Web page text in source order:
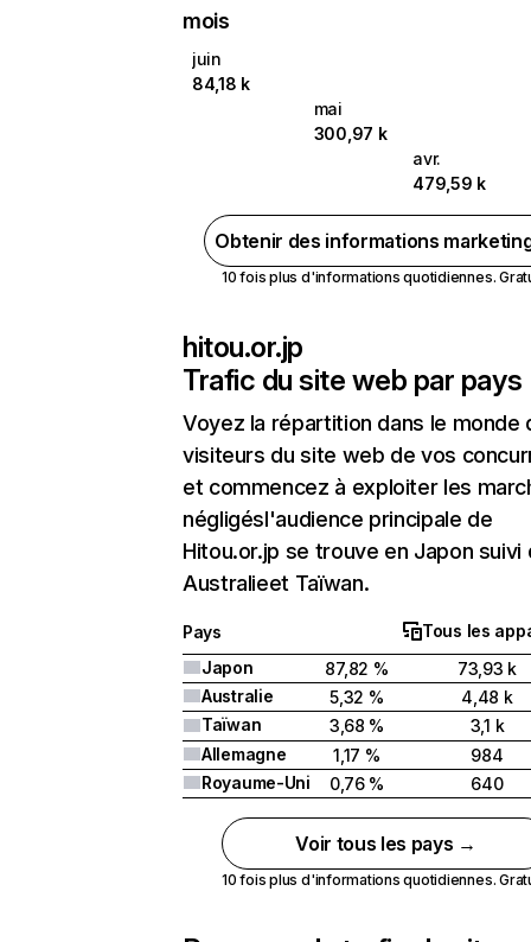
mois
juin
84,18 k
mai
300,97 k
avr.
479,59 k
Obtenir des informations
10 fois plus d'informations quotidiennes.
hitou.or.jp
Trafic du site web par pays
Voyez la répartition dans le monde
visiteurs du site web de vos
et commencez à exploiter les
négligésl'audience principale de
Hitou.or.jp se trouve en Japon suivi
Australieet Taïwan.
Pays
Tous les
Japon
87,82 %
73,93 k
Australie
5,32 %
4,48 k
Taïwan
3,68 %
3,1 k
Allemagne
1,17 %
984
Royaume-Uni
0,76 % 640
Voir tous les pays →
10 fois plus d'informations quotidiennes.